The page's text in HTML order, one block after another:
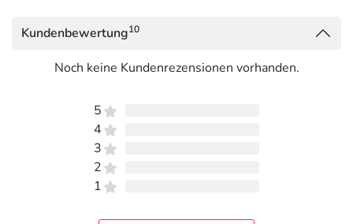
Kundenbewertung10
Noch keine Kundenrezensionen vorhanden.
5
4
3
2
1